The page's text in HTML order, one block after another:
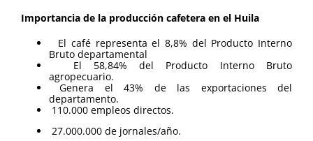
Importancia de la producción cafetera en el Huila
El café representa el 8,8% del Producto Interno
Bruto departamental
El 58,84% del Producto Interno Bruto
agropecuario.
Genera el 43% de las exportaciones del
departamento.
110.000 empleos directos.
27.000.000 de jornales/año.